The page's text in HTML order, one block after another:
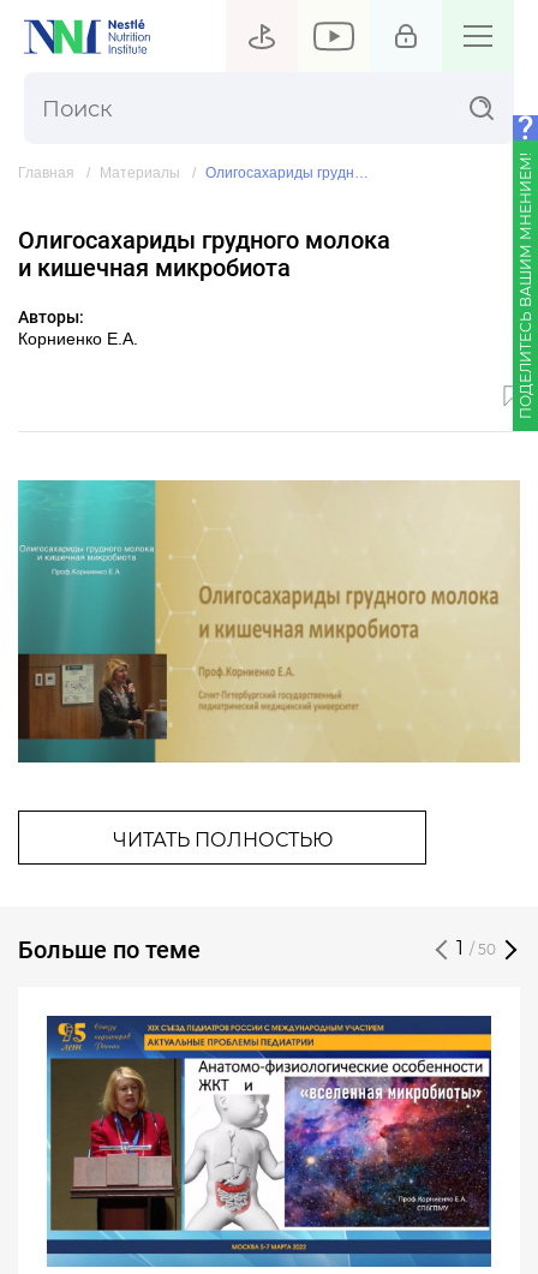
Главная Материалы Олигосахариды грудного молока и кишечная микробиота
Олигосахариды грудного молока
и кишечная микробиота
Авторы:
Корниенко Е.А.
ЧИТАТЬ ПОЛНОСТЬЮ
Больше по теме / 50
ПОДЕЛИТЕСЬ ВАШИМ МНЕНИЕМ!